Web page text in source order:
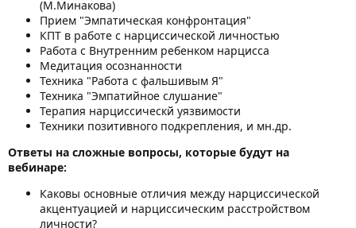
(М.Минакова)
Прием "Эмпатическая конфронтация"
КПТ в работе с нарциссической личностью
Работа с Внутренним ребенком нарцисса
Медитация осознанности
Техника "Работа с фальшивым Я"
Техника "Эмпатийное слушание"
Терапия нарциссическй уязвимости
Техники позитивного подкрепления, и мн.др.
Ответы на сложные вопросы, которые будут на
вебинаре:
Каковы основные отличия между нарциссической
акцентуацией и нарциссическим расстройством
личности?